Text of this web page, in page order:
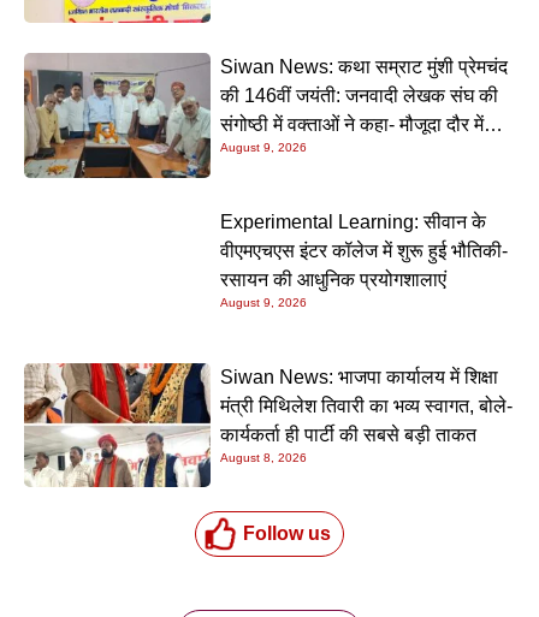
Siwan News: कथा सम्राट मुंशी प्रेमचंद
की 146वीं जयंती: जनवादी लेखक संघ की
संगोष्ठी में वक्ताओं ने कहा- मौजूदा दौर में
प्रेमचंद की रचनाएं और अधिक प्रासंगिक
August 9, 2026
Experimental Learning: सीवान के
वीएमएचएस इंटर कॉलेज में शुरू हुई भौतिकी-
रसायन की आधुनिक प्रयोगशालाएं
August 9, 2026
Siwan News: भाजपा कार्यालय में शिक्षा
मंत्री मिथिलेश तिवारी का भव्य स्वागत, बोले-
कार्यकर्ता ही पार्टी की सबसे बड़ी ताकत
August 8, 2026
Follow us